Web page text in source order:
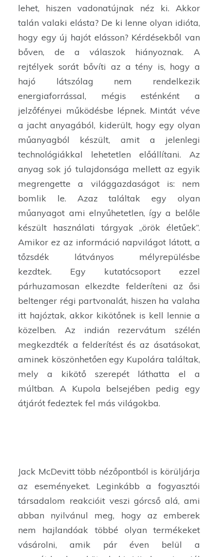
lehet, hiszen vadonatújnak néz ki. Akkor
talán valaki elásta? De ki lenne olyan idióta,
hogy egy új hajót elásson? Kérdésekből van
bőven, de a válaszok hiányoznak. A
rejtélyek sorát bővíti az a tény is, hogy a
hajó látszólag nem rendelkezik
energiaforrással, mégis esténként a
jelzőfényei működésbe lépnek. Mintát véve
a jacht anyagából, kiderült, hogy egy olyan
műanyagból készült, amit a jelenlegi
technológiákkal lehetetlen előállítani. Az
anyag sok jó tulajdonsága mellett az egyik
megrengette a világgazdaságot is: nem
bomlik le. Azaz találtak egy olyan
műanyagot ami elnyűhetetlen, így a belőle
készült használati tárgyak „örök életűek”.
Amikor ez az információ napvilágot látott, a
tőzsdék látványos mélyrepülésbe
kezdtek. Egy kutatócsoport ezzel
párhuzamosan elkezdte felderíteni az ősi
beltenger régi partvonalát, hiszen ha valaha
itt hajóztak, akkor kikötőnek is kell lennie a
közelben. Az indián rezervátum szélén
megkezdték a felderítést és az ásatásokat,
aminek köszönhetően egy Kupolára találtak,
mely a kikötő szerepét láthatta el a
múltban. A Kupola belsejében pedig egy
átjárót fedeztek fel más világokba.
Jack McDevitt több nézőpontból is körüljárja
az eseményeket. Leginkább a fogyasztói
társadalom reakcióit veszi górcső alá, ami
abban nyilvánul meg, hogy az emberek
nem hajlandóak többé olyan termékeket
vásárolni, amik pár éven belül a